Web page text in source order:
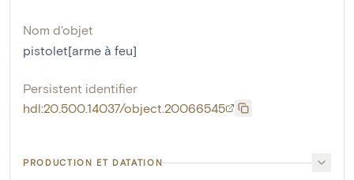
Nom d'objet
pistolet[arme à feu]
Persistent identifier
hdl:20.500.14037/object.20066545
PRODUCTION ET DATATION